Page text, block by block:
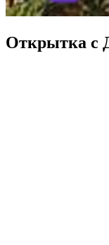
Открытка с